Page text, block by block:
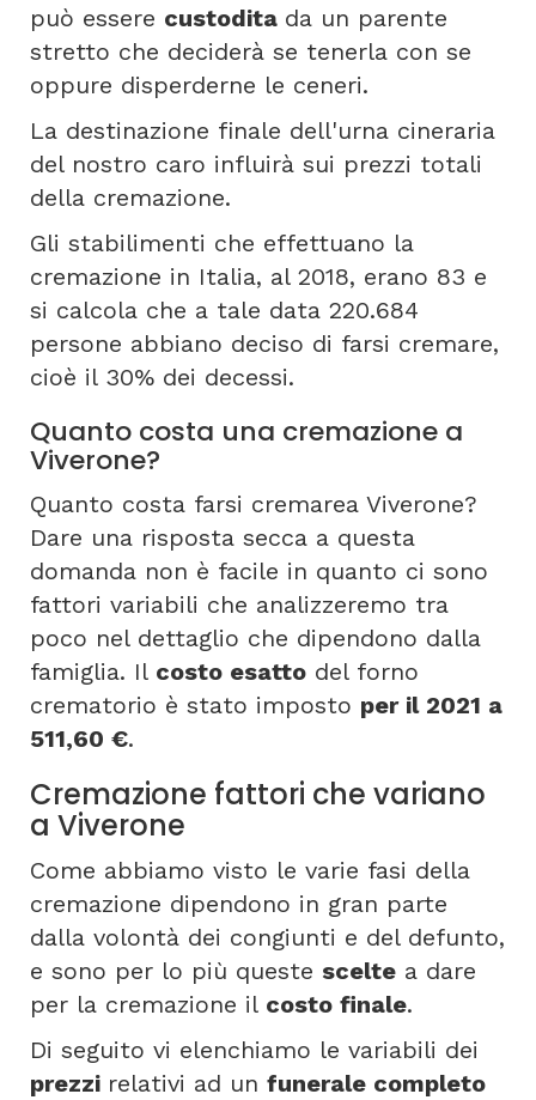
può essere custodita da un parente
stretto che deciderà se tenerla con se
oppure disperderne le ceneri.
La destinazione finale dell'urna cineraria
del nostro caro influirà sui prezzi totali
della cremazione.
Gli stabilimenti che effettuano la
cremazione in Italia, al 2018, erano 83 e
si calcola che a tale data 220.684
persone abbiano deciso di farsi cremare,
cioè il 30% dei decessi.
Quanto costa una cremazione a
Viverone?
Quanto costa farsi cremarea Viverone?
Dare una risposta secca a questa
domanda non è facile in quanto ci sono
fattori variabili che analizzeremo tra
poco nel dettaglio che dipendono dalla
famiglia. Il costo esatto del forno
crematorio è stato imposto per il 2021 a
511,60 €.
Cremazione fattori che variano
a Viverone
Come abbiamo visto le varie fasi della
cremazione dipendono in gran parte
dalla volontà dei congiunti e del defunto,
e sono per lo più queste scelte a dare
per la cremazione il costo finale.
Di seguito vi elenchiamo le variabili dei
prezzi relativi ad un funerale completo